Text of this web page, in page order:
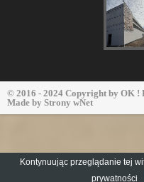
© 2016 - 2024 Copyright by OK !
Made by Strony wNet
Kontynuując przeglądanie tej
prywatności